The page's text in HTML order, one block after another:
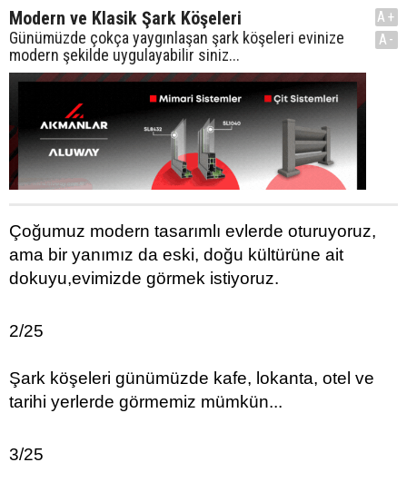
Modern ve Klasik Şark Köşeleri
Günümüzde çokça yaygınlaşan şark köşeleri evinize
modern şekilde uygulayabilir siniz...
A+
A-
Çoğumuz modern tasarımlı evlerde oturuyoruz,
ama bir yanımız da eski, doğu kültürüne ait
dokuyu,evimizde görmek istiyoruz.
2/25
Şark köşeleri günümüzde kafe, lokanta, otel ve
tarihi yerlerde görmemiz mümkün...
3/25